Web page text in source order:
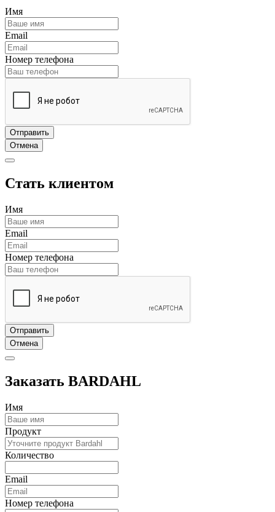
Имя
Email
Номер телефона
Отправить
Отмена
Стать клиентом
Имя
Email
Номер телефона
Отправить
Отмена
Заказать BARDAHL
Имя
Продукт
Количество
Email
Номер телефона